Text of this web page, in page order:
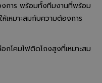
การ พร้อมทั้งทีมงานที่พร้อม
ห้เหมาะสมกับความต้องการ
อกโคมไฟติดโถงสูงที่เหมาะสม